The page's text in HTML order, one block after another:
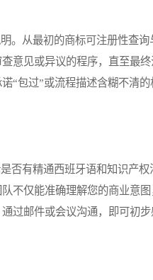
从最初的商标可注册性查询
意见或异议的程序，直至最
“包过”或流程描述含糊不清
有精通西班牙语和知识产权
不仅能准确理解您的商业意
过邮件或会议沟通，即可初